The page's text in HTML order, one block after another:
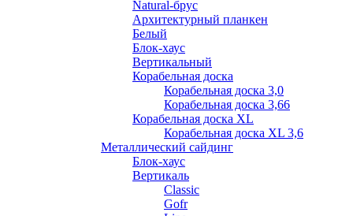
Natural-брус
Архитектурный планкен
Белый
Блок-хаус
Вертикальный
Корабельная доска
Корабельная доска 3,0
Корабельная доска 3,66
Корабельная доска XL
Корабельная доска XL 3,6
Металлический сайдинг
Блок-хаус
Вертикаль
Classic
Gofr